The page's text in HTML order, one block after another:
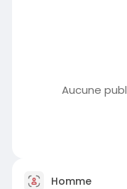
Aucune
Homme